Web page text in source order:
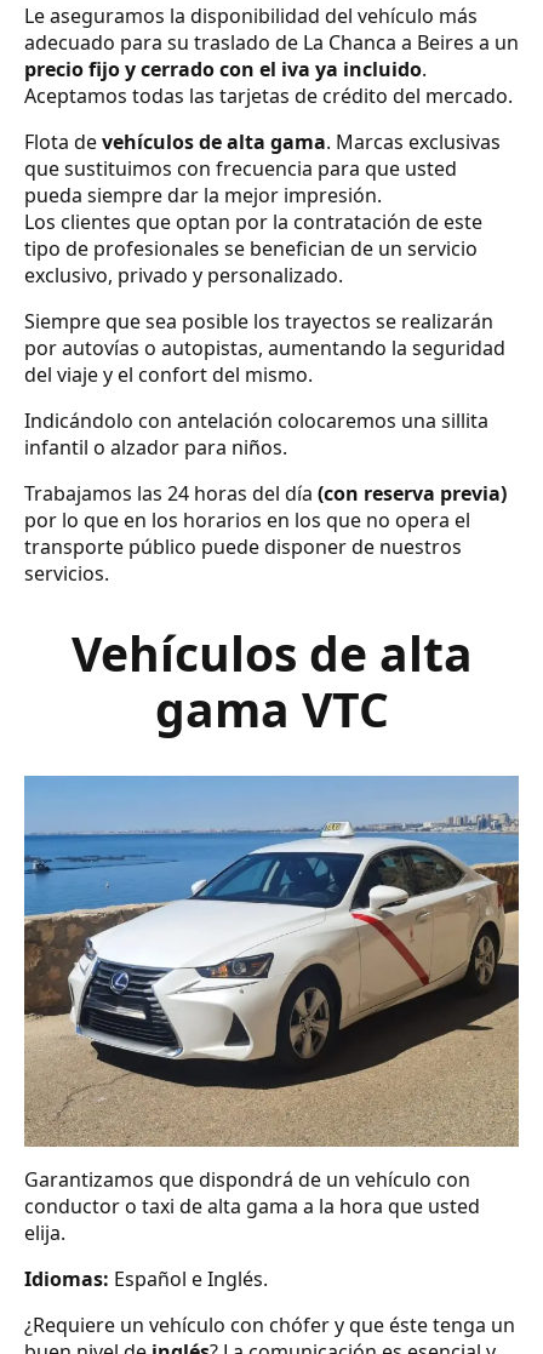
Le aseguramos la disponibilidad del vehículo más
adecuado para su traslado de La Chanca a Beires a un
precio fijo y cerrado con el iva ya incluido.
Aceptamos todas las tarjetas de crédito del mercado.
Flota devehículos de alta gama. Marcas exclusivas
que sustituimos con frecuencia para que usted
pueda siempre dar la mejor impresión.
Los clientes que optan por la contratación de este
tipo de profesionales se benefician de un servicio
exclusivo, privado y personalizado.
Siempre que sea posible los trayectos se realizarán
por autovías o autopistas, aumentando la seguridad
del viaje y el confort del mismo.
Indicándolo con antelación colocaremos una sillita
infantil o alzador para niños.
Trabajamos las 24 horas del día (con reserva previa)
por lo que en los horarios en los que no opera el
transporte público puede disponer de nuestros
servicios.
Vehículos de alta
gama VTC
Garantizamos que dispondrá de un vehículo con
conductor o taxi de alta gama a la hora que usted
elija.
Idiomas: Español e Inglés.
¿Requiere un vehículo con chófer y que éste tenga un